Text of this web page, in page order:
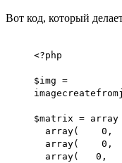
Вот код, который
<?php
$img =
$matrix = array
array(
array(
array(